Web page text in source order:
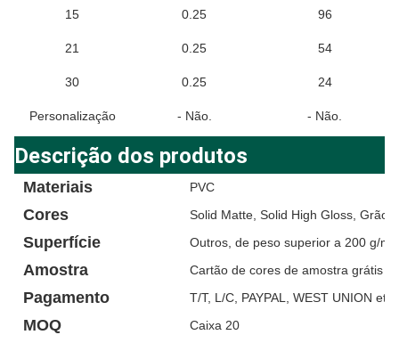
15 0.25 96
21 0.25 54
30 0.25 24
Personalização - Não. - Não.
Descrição dos produtos
Materiais PVC
Cores Solid Matte, Solid High Gloss, Grão
Superfície Outros, de peso superior a 200 g/m2
Amostra Cartão de cores de amostra grátis
Pagamento T/T, L/C, PAYPAL, WEST UNION etc.
MOQ Caixa 20